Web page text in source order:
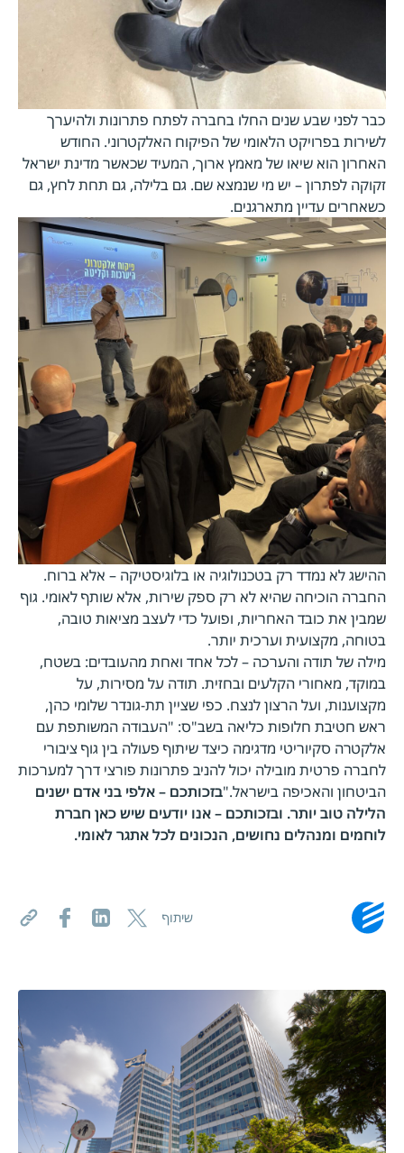
כבר לפני שבע שנים החלו בחברה לפתח פתרונות ולהיערך
לשירות בפרויקט הלאומי של הפיקוח האלקטרוני. החודש
האחרון הוא שיאו של מאמץ ארוך, המעיד שכאשר מדינת ישראל
זקוקה לפתרון – יש מי שנמצא שם. גם בלילה, גם תחת לחץ, גם
כשאחרים עדיין מתארגנים.
ההישג לא נמדד רק בטכנולוגיה או בלוגיסטיקה – אלא ברוח.
החברה הוכיחה שהיא לא רק ספק שירות, אלא שותף לאומי. גוף
שמבין את כובד האחריות, ופועל כדי לעצב מציאות טובה,
בטוחה, מקצועית וערכית יותר.
מילה של תודה והערכה – לכל אחד ואחת מהעובדים: בשטח,
במוקד, מאחורי הקלעים ובחזית. תודה על מסירות, על
מקצוענות, ועל הרצון לנצח. כפי שציין תת-גונדר שלומי כהן,
ראש חטיבת חלופות כליאה בשב"ס: "העבודה המשותפת עם
אלקטרה סקיוריטי מדגימה כיצד שיתוף פעולה בין גוף ציבורי
לחברה פרטית מובילה יכול להניב פתרונות פורצי דרך למערכות
הביטחון והאכיפה בישראל."בזכותכם – אלפי בני אדם ישנים
הלילה טוב יותר. ובזכותכם – אנו יודעים שיש כאן חברת
לוחמים ומנהלים נחושים, הנכונים לכל אתגר לאומי.
שיתוף